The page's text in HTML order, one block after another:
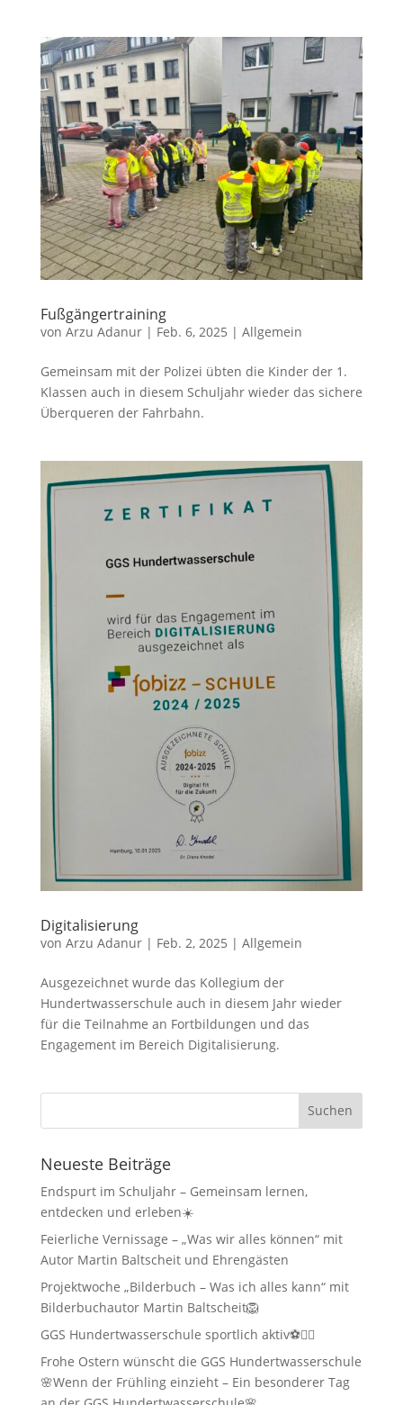
Fußgängertraining
von Arzu Adanur| Feb. 6, 2025 | Allgemein
Gemeinsam mit der Polizei übten die Kinder der 1.
Klassen auch in diesem Schuljahr wieder das sichere
Überqueren der Fahrbahn.
Digitalisierung
von Arzu Adanur| Feb. 2, 2025 | Allgemein
Ausgezeichnet wurde das Kollegium der
Hundertwasserschule auch in diesem Jahr wieder
für die Teilnahme an Fortbildungen und das
Engagement im Bereich Digitalisierung.
Neueste Beiträge
Endspurt im Schuljahr – Gemeinsam lernen,
entdecken und erleben☀️
Feierliche Vernissage – „Was wir alles können“ mit
Autor Martin Baltscheit und Ehrengästen
Projektwoche „Bilderbuch – Was ich alles kann“ mit
Bilderbuchautor Martin Baltscheit🦁
GGS Hundertwasserschule sportlich aktiv⚽🏃‍♂️
Frohe Ostern wünscht die GGS Hundertwasserschule
🌸Wenn der Frühling einzieht – Ein besonderer Tag